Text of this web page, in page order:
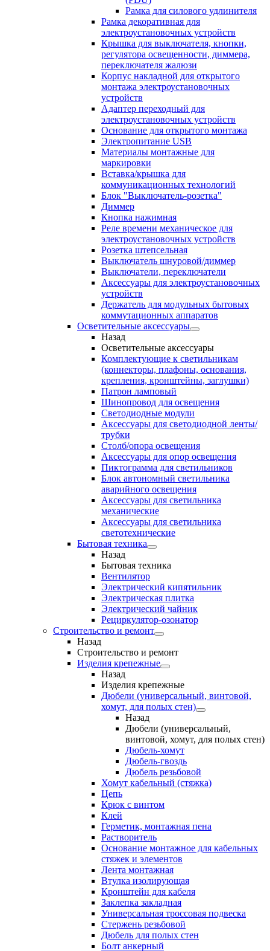
Рамка для силового удлинителя
Рамка декоративная для
электроустановочных устройств
Крышка для выключателя, кнопки,
регулятора освещенности, диммера,
переключателя жалюзи
Корпус накладной для открытого
монтажа электроустановочных
устройств
Адаптер переходный для
электроустановочных устройств
Основание для открытого монтажа
Электропитание USB
Материалы монтажные для
маркировки
Вставка/крышка для
коммуникационных технологий
Блок "Выключатель-розетка"
Диммер
Кнопка нажимная
Реле времени механическое для
электроустановочных устройств
Розетка штепсельная
Выключатель шнуровой/диммер
Выключатели, переключатели
Аксессуары для электроустановочных
устройств
Держатель для модульных бытовых
коммутационных аппаратов
Осветительные аксессуары
Назад
Осветительные аксессуары
Комплектующие к светильникам
(коннекторы, плафоны, основания,
крепления, кронштейны, заглушки)
Патрон ламповый
Шинопровод для освещения
Светодиодные модули
Аксессуары для светодиодной ленты/
трубки
Столб/опора освещения
Аксессуары для опор освещения
Пиктограмма для светильников
Блок автономный светильника
аварийного освещения
Аксессуары для светильника
механические
Аксессуары для светильника
светотехнические
Бытовая техника
Назад
Бытовая техника
Вентилятор
Электрический кипятильник
Электрическая плитка
Электрический чайник
Рециркулятор-озонатор
Строительство и ремонт
Назад
Строительство и ремонт
Изделия крепежные
Назад
Изделия крепежные
Дюбели (универсальный, винтовой,
хомут, для полых стен)
Назад
Дюбели (универсальный,
винтовой, хомут, для полых стен)
Дюбель-хомут
Дюбель-гвоздь
Дюбель резьбовой
Хомут кабельный (стяжка)
Цепь
Крюк с винтом
Клей
Герметик, монтажная пена
Растворитель
Основание монтажное для кабельных
стяжек и элементов
Лента монтажная
Втулка изолирующая
Кронштейн для кабеля
Заклепка закладная
Универсальная троссовая подвеска
Стержень резьбовой
Дюбель для полых стен
Болт анкерный